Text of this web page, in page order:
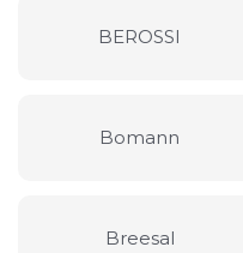
BEROSSI
Bomann
Breesal